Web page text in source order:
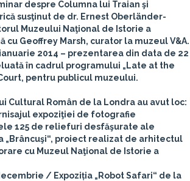
despre Columna lui Traian şi
susţinut de dr. Ernest Oberländer-
Muzeului Naţional de Istorie a
cu Geoffrey Marsh, curator la muzeul V&A.
2014 – prezentarea din data de 22
în cadrul programului „Late at the
Court, pentru publicul muzeului.
Cultural Român de la Londra au avut loc:
expoziţiei de fotografie
125 de reliefuri desfăşurate ale
„Brâncuşi“, proiect realizat de arhitectul
cu Muzeul Naţional de Istorie a
/ Expoziția „Robot Safari“ de la